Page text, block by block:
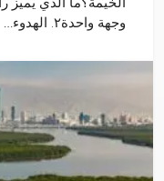
وجهة واحدة٢. الهدوء…